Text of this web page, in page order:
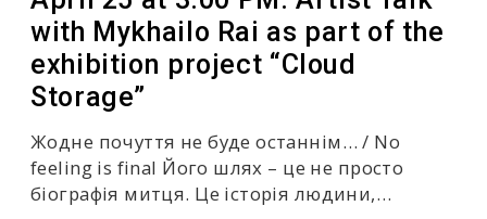
with Mykhailo Rai as part of the
exhibition project “Cloud
Storage”
Жодне почуття не буде останнім… / No
feeling is final Його шлях – це не просто
біографія митця. Це історія людини,…